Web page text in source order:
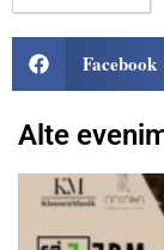
Facebook
Alte